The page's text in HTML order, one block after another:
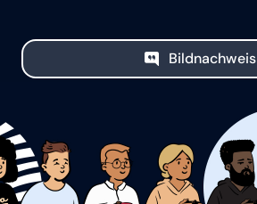
Bildnachweis